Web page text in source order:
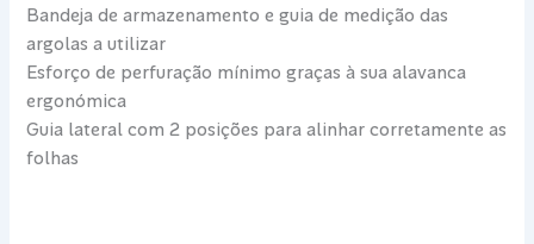
Bandeja de armazenamento e guia de medição das
argolas a utilizar
Esforço de perfuração mínimo graças à sua alavanca
ergonómica
Guia lateral com 2 posições para alinhar corretamente as
folhas